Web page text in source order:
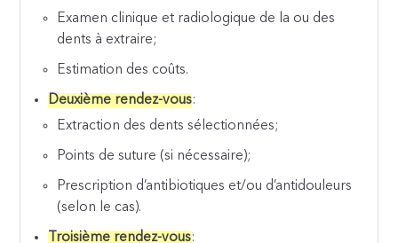
Examen clinique et radiologique de la ou des
dents à extraire;
Estimation des coûts.
Deuxième rendez-vous:
Extraction des dents sélectionnées;
Points de suture (si nécessaire);
Prescription d’antibiotiques et/ou d’antidouleurs
(selon le cas).
Troisième rendez-vous: